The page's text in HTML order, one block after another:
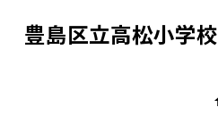
豊島区立高松小学校